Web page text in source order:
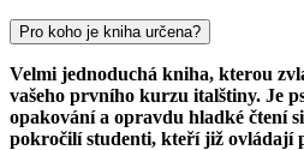
Pro koho je kniha určena?
Velmi jednoduchá kniha, kterou
vašeho prvního kurzu italštiny. Je
opakování a opravdu hladké čtení
pokročilí studenti, kteří již ovládají